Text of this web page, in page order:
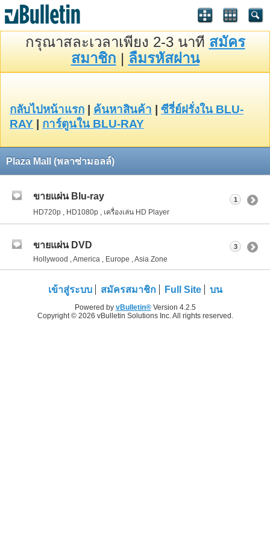
กรุณาสละเวลาเพียง 2-3 นาที สมัคร
สมาชิก | ลืมรหัสผ่าน
กลับไปหน้าแรก ค้นหาสินค้า
ซีรี่ย์ฝรั่งใน BLU-
RAY
การ์ตูนใน BLU-RAY
Plaza Mall (พลาซ่ามอลล์)
ขายแผ่น Blu-ray
HD720p , HD1080p , เครื่องเล่น HD Player
1
ขายแผ่น DVD
Hollywood , America , Europe , Asia Zone
3
เข้าสู่ระบบ สมัครสมาชิก Full Site บน
Powered by vBulletin®Version 4.2.5
Copyright © 2026 vBulletin Solutions Inc. All rights reserved.